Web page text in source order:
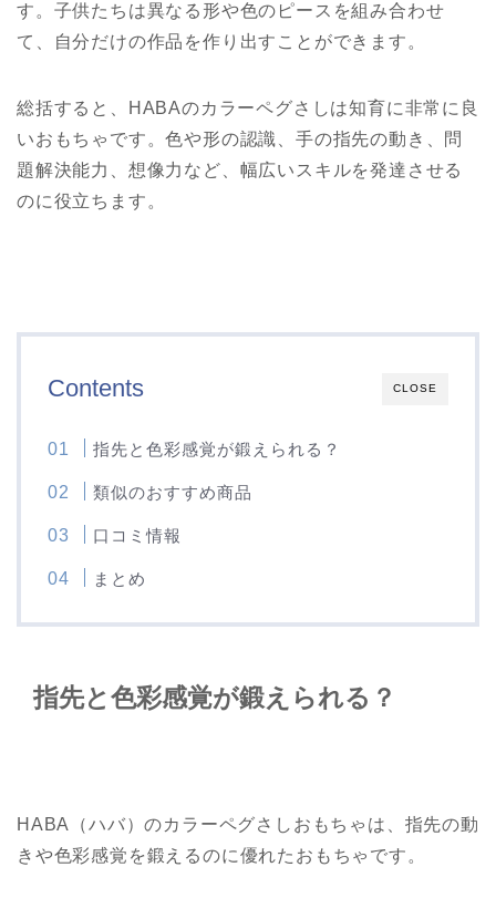
す。子供たちは異なる形や色のピースを組み合わせ
て、自分だけの作品を作り出すことができます。
総括すると、HABAのカラーペグさしは知育に非常に良
いおもちゃです。色や形の認識、手の指先の動き、問
題解決能力、想像力など、幅広いスキルを発達させる
のに役立ちます。
CLOSE
Contents
指先と色彩感覚が鍛えられる？
類似のおすすめ商品
口コミ情報
まとめ
指先と色彩感覚が鍛えられる？
HABA（ハバ）のカラーペグさしおもちゃは、指先の動
きや色彩感覚を鍛えるのに優れたおもちゃです。